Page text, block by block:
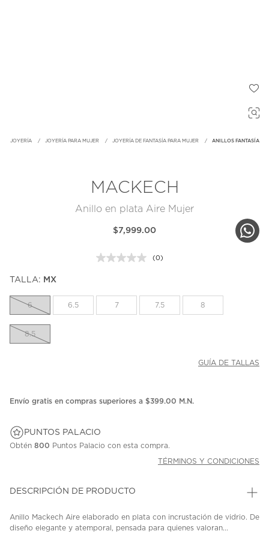
JOYERÍA JOYERÍA PARA MUJER JOYERÍA DE FANTASÍA PARA MUJER ANILLOS FANTASÍA
MACKECH
Anillo en plata Aire Mujer
$7,999.00
Sin
la
misma
(0)
TALLA: MX
6 6.5 7 7.5 8
8.5
GUÍA DE TALLAS
Envío gratis en compras superiores a $399.00 M.N.
PUNTOS PALACIO
Obtén 800 Puntos Palacio con esta compra.
TÉRMINOS Y CONDICIONES
DESCRIPCIÓN DE PRODUCTO
Anillo Mackech Aire elaborado en plata con incrustación de vidrio. De
diseño elegante y atemporal, pensada para quienes valoran...